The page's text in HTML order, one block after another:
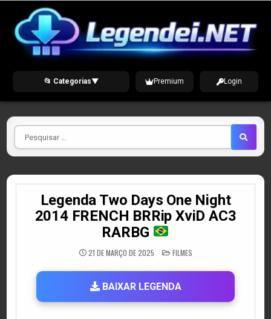
content
📂 Categorias▼ Premium Login
Pesquisar
por
Legenda Two Days One Night
2014 FRENCH BRRip XviD AC3
RARBG
21 DE MARÇO DE 2025 POSTED
IN
FILMES
BAIXAR LEGENDA